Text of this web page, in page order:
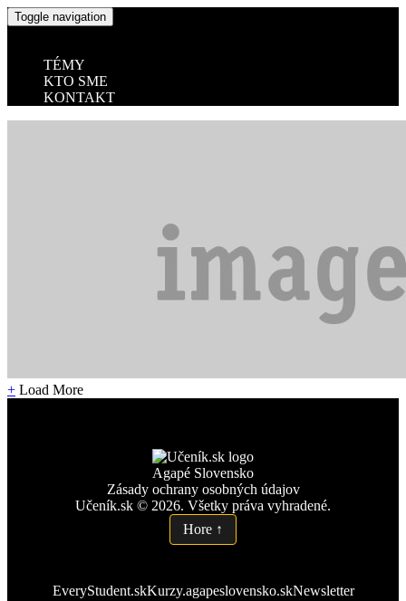
Toggle navigation
TÉMY
KTO SME
KONTAKT
+ Load More
Agapé Slovensko
Zásady ochrany osobných údajov
Učeník.sk © 2026. Všetky práva vyhradené.
Hore ↑
EveryStudent.skKurzy.agapeslovensko.skNewsletter